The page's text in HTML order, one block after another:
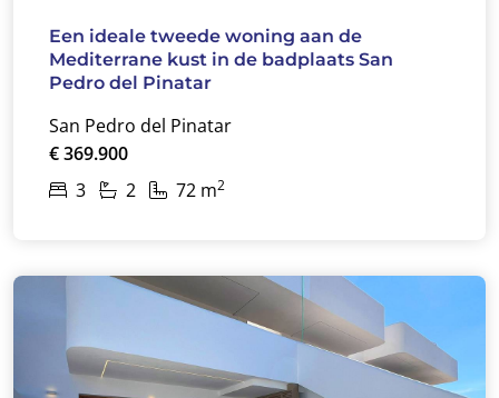
Een ideale tweede woning aan de
Mediterrane kust in de badplaats San
Pedro del Pinatar
San Pedro del Pinatar
€ 369.900
3
2 72 m2